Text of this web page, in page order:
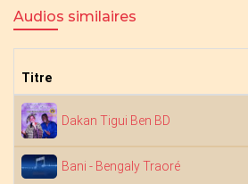
Audios similaires
Titre
Dakan Tigui Ben BD
Bani - Bengaly Traoré